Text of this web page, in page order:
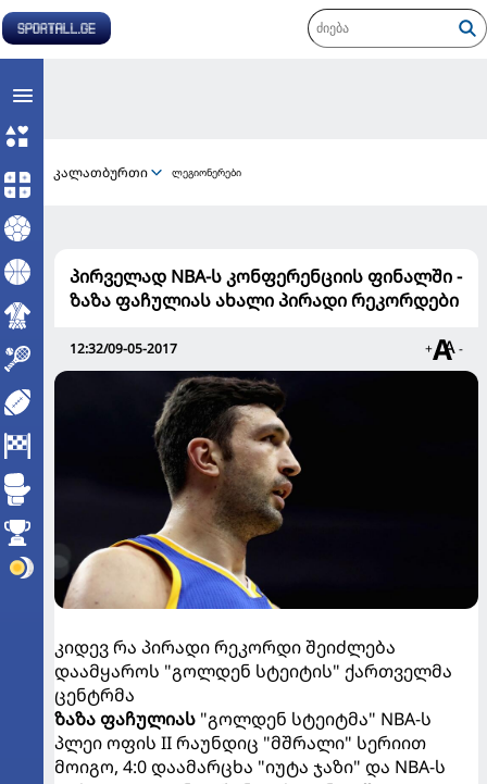
კალათბურთი ლეგიონერები
პირველად NBA-ს კონფერენციის ფინალში -
ზაზა ფაჩულიას ახალი პირადი რეკორდები
12:32/09-05-2017 + -
კიდევ რა პირადი რეკორდი შეიძლება
დაამყაროს "გოლდენ სტეიტის" ქართველმა
ცენტრმა
ზაზა ფაჩულიას "გოლდენ სტეიტმა" NBA-ს
პლეი ოფის II რაუნდიც "მშრალი" სერიით
მოიგო, 4:0 დაამარცხა "იუტა ჯაზი" და NBA-ს